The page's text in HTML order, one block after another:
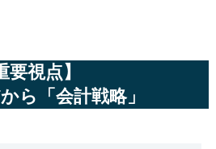
要視点】
ら「会計戦略」